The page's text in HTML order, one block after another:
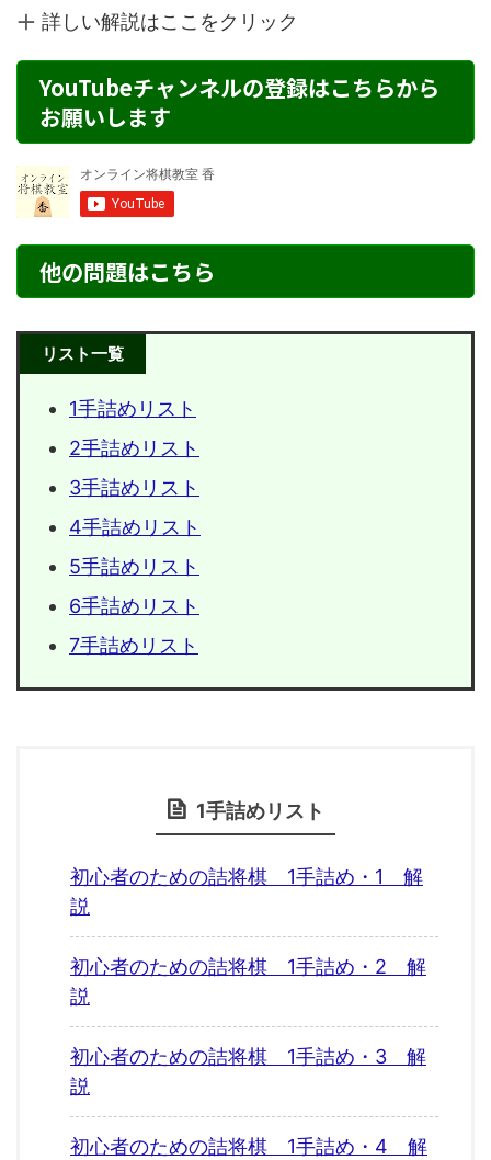
詳しい解説はここをクリック
YouTubeチャンネルの登録はこちらから
お願いします
他の問題はこちら
リスト一覧
1手詰めリスト
2手詰めリスト
3手詰めリスト
4手詰めリスト
5手詰めリスト
6手詰めリスト
7手詰めリスト
1手詰めリスト
初心者のための詰将棋 1手詰め・1 解
説
初心者のための詰将棋 1手詰め・2 解
説
初心者のための詰将棋 1手詰め・3 解
説
初心者のための詰将棋 1手詰め・4 解